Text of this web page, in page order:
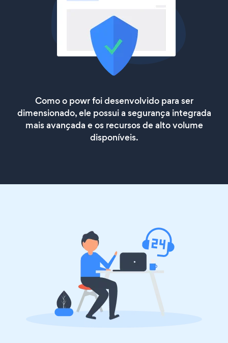
Como o powr foi desenvolvido para ser
dimensionado, ele possui a segurança integrada
mais avançada e os recursos de alto volume
disponíveis.